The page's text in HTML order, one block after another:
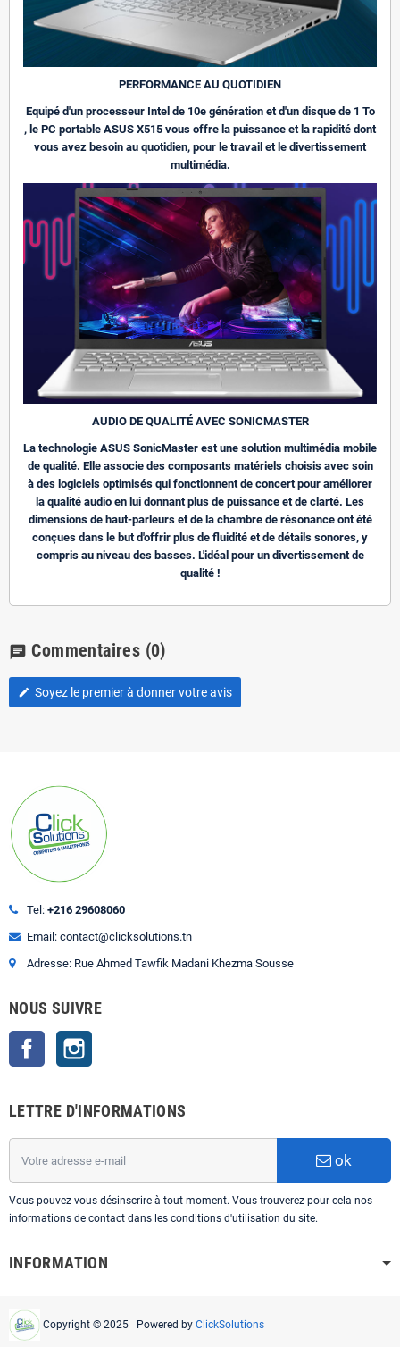
PERFORMANCE AU QUOTIDIEN
Equipé d'un processeur Intel de 10e génération et d'un disque de 1 To
, le PC portable ASUS X515 vous offre la puissance et la rapidité dont
vous avez besoin au quotidien, pour le travail et le divertissement
multimédia.
AUDIO DE QUALITÉ AVEC SONICMASTER
La technologie ASUS SonicMaster est une solution multimédia mobile
de qualité. Elle associe des composants matériels choisis avec soin
à des logiciels optimisés qui fonctionnent de concert pour améliorer
la qualité audio en lui donnant plus de puissance et de clarté. Les
dimensions de haut-parleurs et de la chambre de résonance ont été
conçues dans le but d'offrir plus de fluidité et de détails sonores, y
compris au niveau des basses. L'idéal pour un divertissement de
qualité !
chat Commentaires (0)
edit Soyez le premier à donner votre avis
Tel: +216 29608060
Email: contact@clicksolutions.tn
Adresse: Rue Ahmed Tawfik Madani Khezma Sousse
NOUS SUIVRE
Facebook
LETTRE D'INFORMATIONS
ok
Vous pouvez vous désinscrire à tout moment. Vous trouverez pour cela nos
informations de contact dans les conditions d'utilisation du site.
INFORMATION
Copyright © 2025 Powered by ClickSolutions